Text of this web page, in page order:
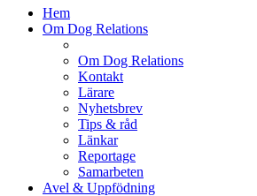
Hem
Om Dog Relations
Om Dog Relations
Kontakt
Lärare
Nyhetsbrev
Tips & råd
Länkar
Reportage
Samarbeten
Avel & Uppfödning